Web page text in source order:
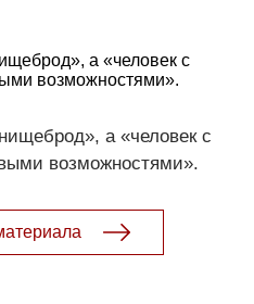
а «человек с
возможностями».
а «человек с
возможностями».